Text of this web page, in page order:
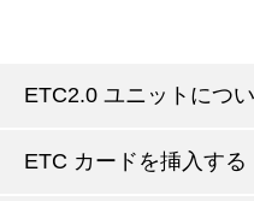
ETC2.0 ユニットにつ
ETC カードを挿入する